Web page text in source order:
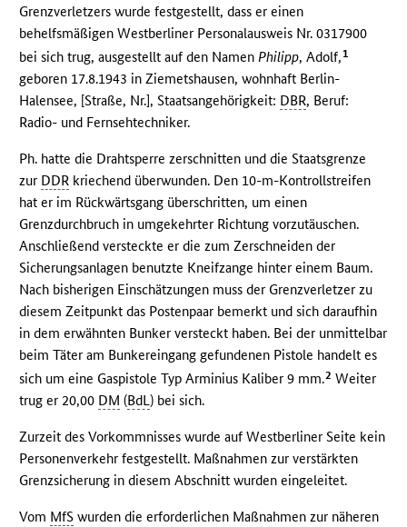
Grenzverletzers wurde festgestellt, dass er einen
behelfsmäßigen Westberliner Personalausweis Nr. 0317900
bei sich trug, ausgestellt auf den NamenPhilipp, Adolf,1
geboren 17.8.1943 in Ziemetshausen, wohnhaft Berlin-
Halensee, [Straße, Nr.], Staatsangehörigkeit: DBR, Beruf:
Radio- und Fernsehtechniker.
Ph. hatte die Drahtsperre zerschnitten und die Staatsgrenze
zur DDR kriechend überwunden. Den 10-m-Kontrollstreifen
hat er im Rückwärtsgang überschritten, um einen
Grenzdurchbruch in umgekehrter Richtung vorzutäuschen.
Anschließend versteckte er die zum Zerschneiden der
Sicherungsanlagen benutzte Kneifzange hinter einem Baum.
Nach bisherigen Einschätzungen muss der Grenzverletzer zu
diesem Zeitpunkt das Postenpaar bemerkt und sich daraufhin
in dem erwähnten Bunker versteckt haben. Bei der unmittelbar
beim Täter am Bunkereingang gefundenen Pistole handelt es
sich um eine Gaspistole Typ Arminius Kaliber 9 mm.2 Weiter
trug er 20,00 DM (BdL) bei sich.
Zurzeit des Vorkommnisses wurde auf Westberliner Seite kein
Personenverkehr festgestellt. Maßnahmen zur verstärkten
Grenzsicherung in diesem Abschnitt wurden eingeleitet.
Vom MfS wurden die erforderlichen Maßnahmen zur näheren